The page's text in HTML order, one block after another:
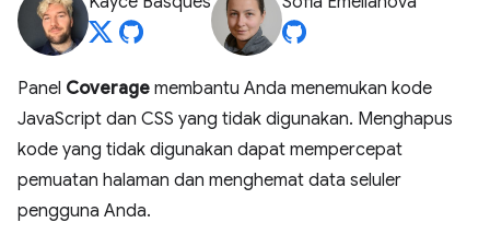
Panel Coverage membantu Anda menemukan kode
JavaScript dan CSS yang tidak digunakan. Menghapus
kode yang tidak digunakan dapat mempercepat
pemuatan halaman dan menghemat data seluler
pengguna Anda.